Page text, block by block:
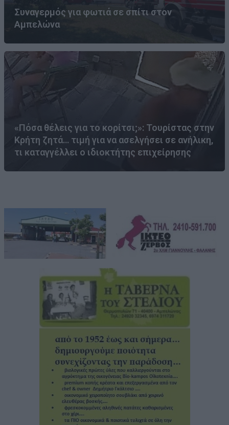
Συναγερμός για φωτιά σε σπίτι στον
Αμπελώνα
«Πόσα θέλεις για το κορίτσι;»: Τουρίστας στην
Κρήτη ζητά… τιμή για να ασελγήσει σε ανήλικη,
τι καταγγέλλει ο ιδιοκτήτης επιχείρησης